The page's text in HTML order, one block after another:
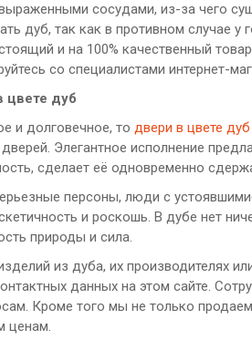
сосудами, из-за чего
дуб, так как в противном случае у
и на 100% качественный
со специалистами интернет-
цвете дуб
и долговечное, тодвери в цвете дуб
Элегантное исполнение
сделает её одновременно
персоны, люди с
и роскошь. В дубе нет
природы и сила.
из дуба, их производителях
данных на этом сайте.
Кроме того мы не только
ценам.